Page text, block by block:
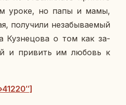
уроке, но папы и мамы,
по­лу­чи­ли неза­бы­ва­е­мый
Куз­не­цо­ва о том как за­
и при­вить им любовь к